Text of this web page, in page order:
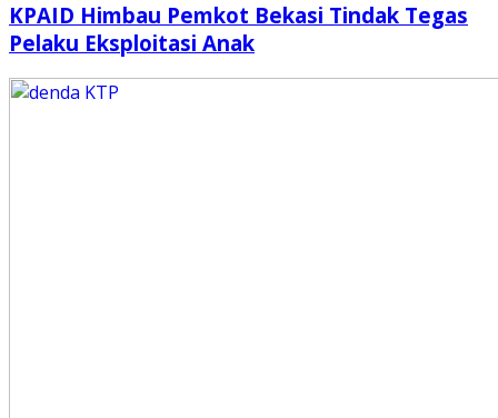
KPAID Himbau Pemkot Bekasi Tindak Tegas
Pelaku Eksploitasi Anak